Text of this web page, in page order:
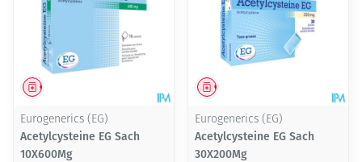
Geneesmiddel
Eurogenerics (EG)
Acetylcysteine EG Sach
10X600Mg
Geneesmiddel
Eurogenerics (EG)
Acetylcysteine EG Sach
30X200Mg